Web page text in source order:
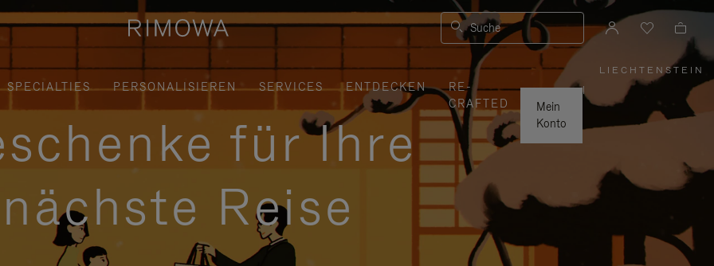
Suche
SPECIALTIES PERSONALISIEREN SERVICES ENTDECKEN
RE-
CRAFTED
Mein
Konto
LIECHTENSTEIN
,
WÄHLEN
IHRE
REGION
AUS
|
für Ihre
nächste Reise